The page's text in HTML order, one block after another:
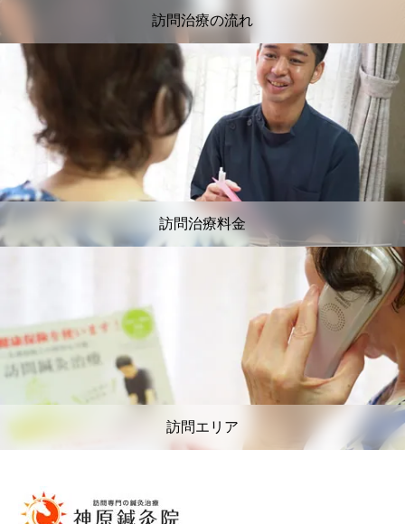
訪問治療の流れ
訪問治療料金
訪問エリア